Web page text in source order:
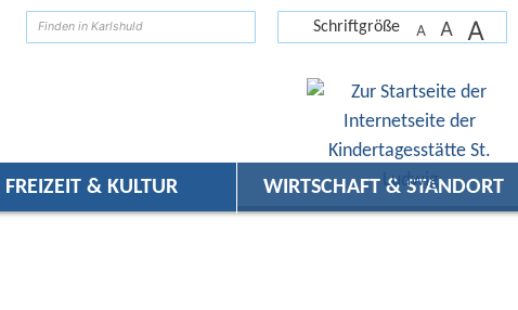
Schriftgröße A A A
FREIZEIT & KULTUR WIRTSCHAFT & STANDORT